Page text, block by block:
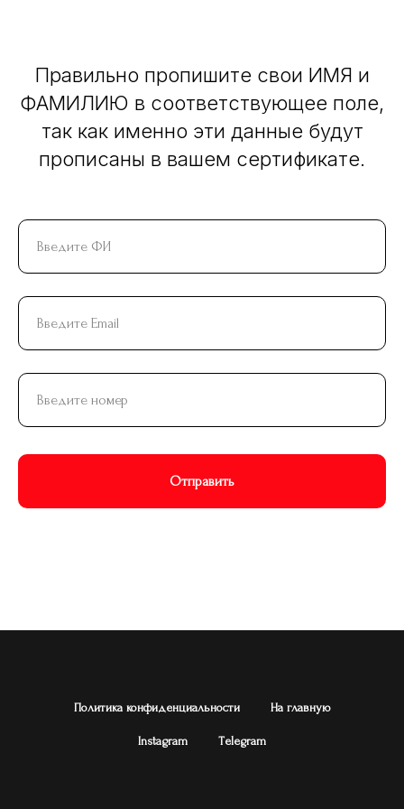
Правильно пропишите свои ИМЯ и
ФАМИЛИЮ в соответствующее поле,
так как именно эти данные будут
прописаны в вашем сертификате.
Отправить
Политика конфиденциальности На главную
Instagram Тelegram